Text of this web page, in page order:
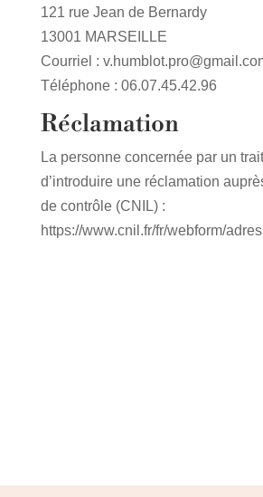
121 rue Jean de Bernardy
13001 MARSEILLE
Courriel :
Téléphone : 06.07.45.42.96
Réclamation
La personne concernée par un
d’introduire une réclamation
de contrôle (CNIL) :
https://www.cnil.fr/fr/webform/